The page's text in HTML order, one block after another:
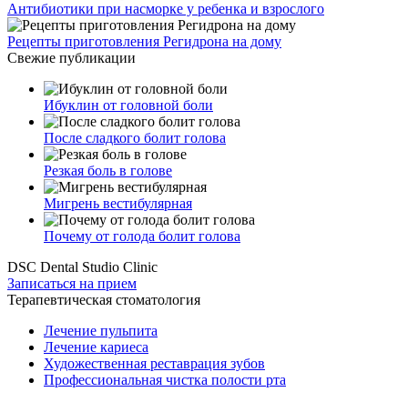
Антибиотики при насморке у ребенка и взрослого
Рецепты приготовления Регидрона на дому
Свежие публикации
Ибуклин от головной боли
После сладкого болит голова
Резкая боль в голове
Мигрень вестибулярная
Почему от голода болит голова
DSC Dental Studio Clinic
Записаться на прием
Терапевтическая стоматология
Лечение пульпита
Лечение кариеса
Художественная реставрация зубов
Профессиональная чистка полости рта